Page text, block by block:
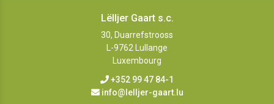
Lëlljer Gaart s.c.
30, Duarrefstrooss
L-9762 Lullange
Luxembourg
+352 99 47 84-1
info@lelljer-gaart.lu